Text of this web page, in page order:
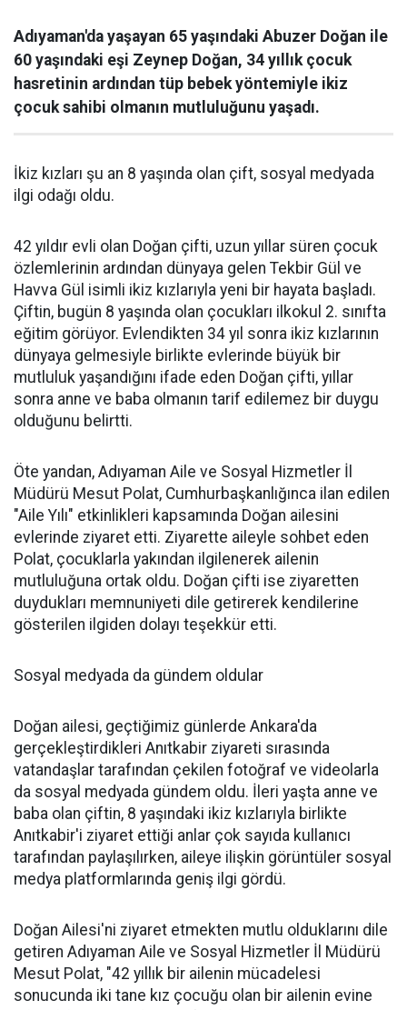
Adıyaman'da yaşayan 65 yaşındaki Abuzer Doğan ile
60 yaşındaki eşi Zeynep Doğan, 34 yıllık çocuk
hasretinin ardından tüp bebek yöntemiyle ikiz
çocuk sahibi olmanın mutluluğunu yaşadı.
İkiz kızları şu an 8 yaşında olan çift, sosyal medyada
ilgi odağı oldu.
42 yıldır evli olan Doğan çifti, uzun yıllar süren çocuk
özlemlerinin ardından dünyaya gelen Tekbir Gül ve
Havva Gül isimli ikiz kızlarıyla yeni bir hayata başladı.
Çiftin, bugün 8 yaşında olan çocukları ilkokul 2. sınıfta
eğitim görüyor. Evlendikten 34 yıl sonra ikiz kızlarının
dünyaya gelmesiyle birlikte evlerinde büyük bir
mutluluk yaşandığını ifade eden Doğan çifti, yıllar
sonra anne ve baba olmanın tarif edilemez bir duygu
olduğunu belirtti.
Öte yandan, Adıyaman Aile ve Sosyal Hizmetler İl
Müdürü Mesut Polat, Cumhurbaşkanlığınca ilan edilen
"Aile Yılı" etkinlikleri kapsamında Doğan ailesini
evlerinde ziyaret etti. Ziyarette aileyle sohbet eden
Polat, çocuklarla yakından ilgilenerek ailenin
mutluluğuna ortak oldu. Doğan çifti ise ziyaretten
duydukları memnuniyeti dile getirerek kendilerine
gösterilen ilgiden dolayı teşekkür etti.
Sosyal medyada da gündem oldular
Doğan ailesi, geçtiğimiz günlerde Ankara'da
gerçekleştirdikleri Anıtkabir ziyareti sırasında
vatandaşlar tarafından çekilen fotoğraf ve videolarla
da sosyal medyada gündem oldu. İleri yaşta anne ve
baba olan çiftin, 8 yaşındaki ikiz kızlarıyla birlikte
Anıtkabir'i ziyaret ettiği anlar çok sayıda kullanıcı
tarafından paylaşılırken, aileye ilişkin görüntüler sosyal
medya platformlarında geniş ilgi gördü.
Doğan Ailesi'ni ziyaret etmekten mutlu olduklarını dile
getiren Adıyaman Aile ve Sosyal Hizmetler İl Müdürü
Mesut Polat, "42 yıllık bir ailenin mücadelesi
sonucunda iki tane kız çocuğu olan bir ailenin evine